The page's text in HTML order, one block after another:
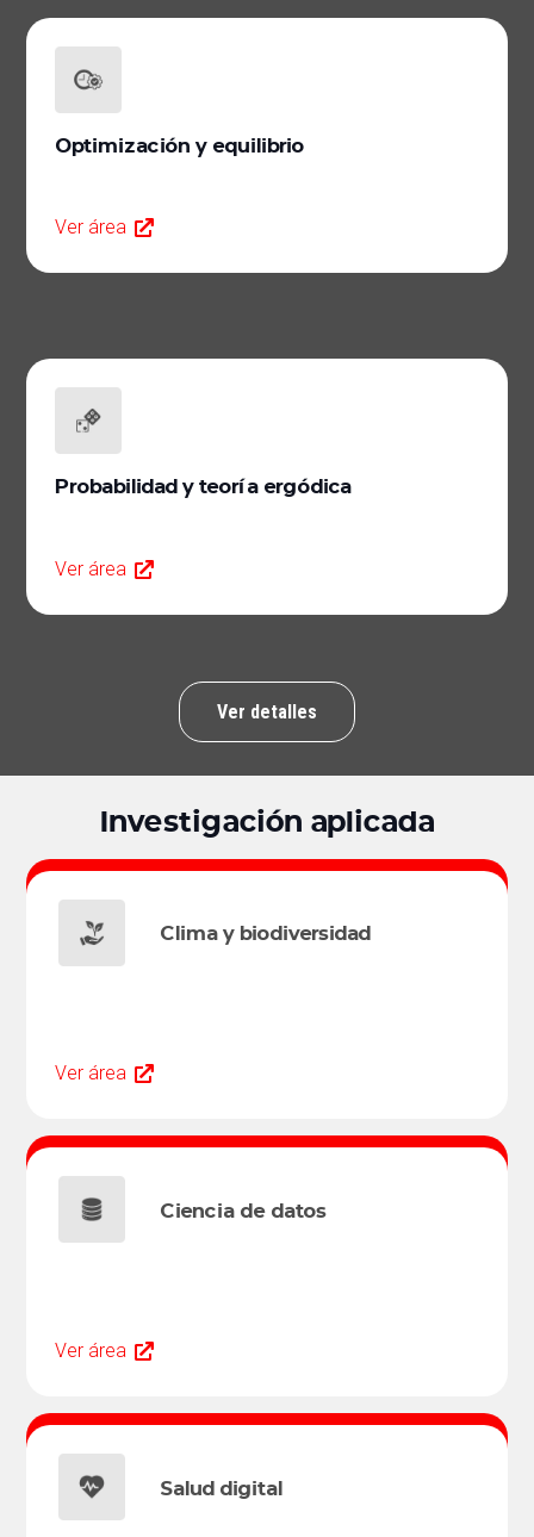
Optimización y equilibrio
Ver área
Probabilidad y teoría ergódica
Ver área
Ver detalles
Investigación aplicada
Clima y biodiversidad
Ver área
Ciencia de datos
Ver área
Salud digital